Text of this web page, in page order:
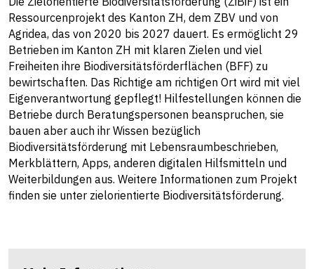
Ressourcenprojekt des Kanton ZH, dem ZBV und von
Agridea, das von 2020 bis 2027 dauert. Es ermöglicht 29
Betrieben im Kanton ZH mit klaren Zielen und viel
Freiheiten ihre Biodiversitätsförderflächen (BFF) zu
bewirtschaften. Das Richtige am richtigen Ort wird mit viel
Eigenverantwortung gepflegt! Hilfestellungen können die
Betriebe durch Beratungspersonen beanspruchen, sie
bauen aber auch ihr Wissen bezüglich
Biodiversitätsförderung mit Lebensraumbeschrieben,
Merkblättern, Apps, anderen digitalen Hilfsmitteln und
Weiterbildungen aus. Weitere Informationen zum Projekt
finden sie unter zielorientierte Biodiversitätsförderung.